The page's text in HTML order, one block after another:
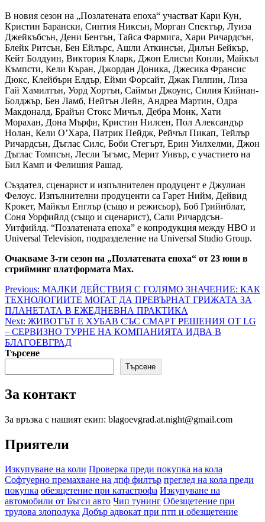
В новия сезон на „Позлатената епоха“ участват Кари Кун,
Кристин Барански, Синтия Никсън, Морган Спектър, Луиза
Джейкъбсън, Дени Бентън, Тайса Фармига, Хари Ричардсън,
Блейк Ритсън, Бен Ейлърс, Ашли Аткинсън, Дилън Бейкър,
Кейт Болдуин, Виктория Кларк, Джон Елисън Конли, Майкъл
Къмпсти, Кели Къран, Джордан Доника, Джесика Франсис
Дюкс, Клейбърн Елдър, Ейми Форсайт, Джак Гилпин, Лиза
Гай Хамилтън, Уорд Хортън, Саймън Джоунс, Силия Кийнан-
Болджър, Бен Ламб, Нейтън Лейн, Андреа Мартин, Одра
Макдоналд, Брайън Стокс Мичъл, Дебра Монк, Хати
Морахан, Дона Мърфи, Кристин Нилсен, Пол Александър
Нолан, Кели О’Хара, Патрик Пейдж, Рейчъл Пикап, Тейлър
Ричардсън, Дъглас Силс, Боби Стегърт, Ерин Уилхелми, Джон
Дъглас Томпсън, Лесли Ъгъмс, Мерит Уивър, с участието на
Бил Камп и Фелишия Рашад.
Създател, сценарист и изпълнителен продуцент е Джулиан
Фелоус. Изпълнителни продуценти са Гарет Нийм, Дейвид
Крокет, Майкъл Енглър (също и режисьор), Боб Грийнблат,
Соня Уорфийлд (също и сценарист), Сали Ричардсън-
Уитфийлд. “Позлатената епоха” е копродукция между HBO и
Universal Television, подразделение на Universal Studio Group.
Очакваме 3-ти сезон на „Позлатената епоха“ от 23 юни в
стрийминг платформата Max.
Post
navigation
Previous: МАЛКИ ДЕЙСТВИЯ С ГОЛЯМО ЗНАЧЕНИЕ: КАК
ТЕХНОЛОГИИТЕ МОГАТ ДА ПРЕВЪРНАТ ГРИЖАТА ЗА
ПЛАНЕТАТА В ЕЖЕДНЕВНА ПРАКТИКА
Next: ЖИВОТЪТ Е ХУБАВ СЪС СМАРТ РЕШЕНИЯ ОТ LG
– СЕРВИЗНО ТУРНЕ НА КОМПАНИЯТА ИДВА В
БЛАГОЕВГРАД
Търсене
Търсене
За контакт
За връзка с нашият екип: blagoevgrad.at.night@gmail.com
Приятели
Изкупуване на коли Проверка преди покупка на кола
Софтуерно премахване на дпф филтър преглед на кола преди
покупка обезщетение при катастрофа Изкупуване на
автомобили от Бъгси авто Чип тунинг Обезщетение при
трудова злополука Добър адвокат при птп и обезщетение